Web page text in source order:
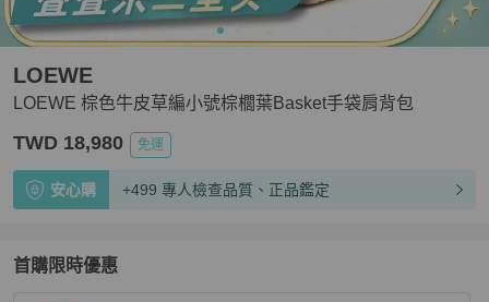
LOEWE 棕色牛皮草編小號棕櫚葉Basket手袋肩背包
LOEWE
TWD 18,980 免運
安心購 +499 專人檢查品質、正品鑑定
首購限時優惠